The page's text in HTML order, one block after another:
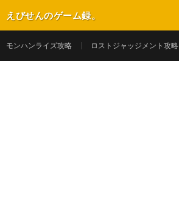
えびせんのゲーム録。
モンハンライズ攻略 ロストジャッジメント攻略